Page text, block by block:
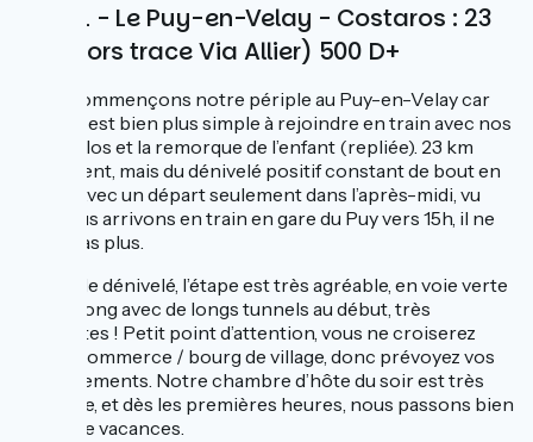
Jour 1 - Le Puy-en-Velay - Costaros : 23
km (hors trace Via Allier) 500 D+
Nous commençons notre périple au Puy-en-Velay car
celui-ci est bien plus simple à rejoindre en train avec nos
deux vélos et la remorque de l’enfant (repliée). 23 km
seulement, mais du dénivelé positif constant de bout en
bout ! Avec un départ seulement dans l’après-midi, vu
que nous arrivons en train en gare du Puy vers 15h, il ne
fallait pas plus.
Malgré le dénivelé, l’étape est très agréable, en voie verte
tout le long avec de longs tunnels au début, très
chouettes ! Petit point d’attention, vous ne croiserez
aucun commerce / bourg de village, donc prévoyez vos
ravitaillements. Notre chambre d’hôte du soir est très
agréable, et dès les premières heures, nous passons bien
en mode vacances.